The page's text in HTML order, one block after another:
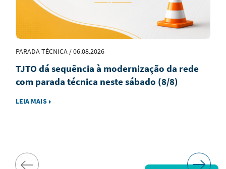
PARADA TÉCNICA / 06.08.2026
TJTO dá sequência à modernização da rede
com parada técnica neste sábado (8/8)
LEIA MAIS